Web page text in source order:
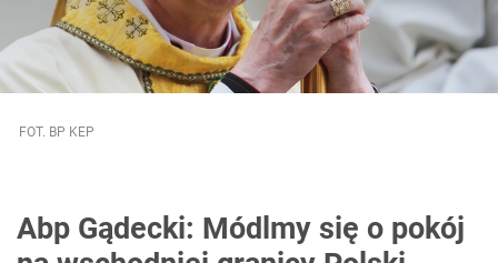
FOT. BP KEP
Abp Gądecki: Módlmy się o pokój